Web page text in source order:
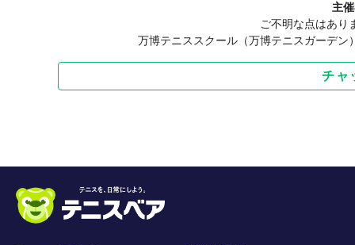
主
ご不明な点はあり
万博テニススクール（万博テニスガーデ
チャ